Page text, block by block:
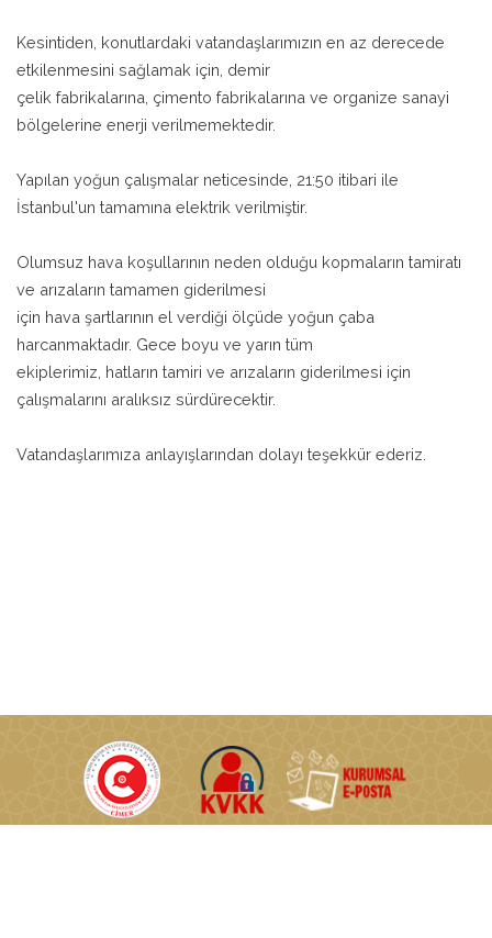
Kesintiden, konutlardaki vatandaşlarımızın en az derecede
etkilenmesini sağlamak için, demir
çelik fabrikalarına, çimento fabrikalarına ve organize sanayi
bölgelerine enerji verilmemektedir.
Yapılan yoğun çalışmalar neticesinde, 21:50 itibari ile
İstanbul'un tamamına elektrik verilmiştir.
Olumsuz hava koşullarının neden olduğu kopmaların tamiratı
ve arızaların tamamen giderilmesi
için hava şartlarının el verdiği ölçüde yoğun çaba
harcanmaktadır. Gece boyu ve yarın tüm
ekiplerimiz, hatların tamiri ve arızaların giderilmesi için
çalışmalarını aralıksız sürdürecektir.
Vatandaşlarımıza anlayışlarından dolayı teşekkür ederiz.